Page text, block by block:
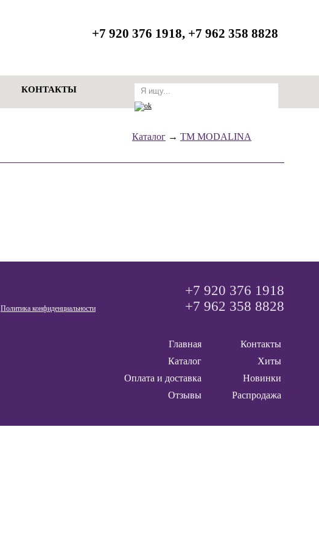
+7 920 376 1918, +7 962 358 8828
КОНТАКТЫ
Каталог → ТМ MODALINA
+7 920 376 1918
+7 962 358 8828
Контакты
Хиты
Новинки
Распродажа
Главная
Каталог
Оплата и доставка
Отзывы
Политика конфиденциальности